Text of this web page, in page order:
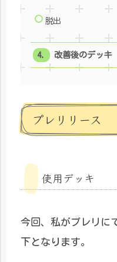
脱出
改善後のデッキ
プレリリース
使用デッキ
今回、私がプレリに
下となります。